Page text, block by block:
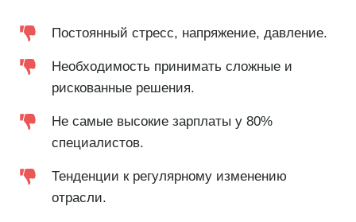
Постоянный стресс, напряжение, давление.
Необходимость принимать сложные и
рискованные решения.
Не самые высокие зарплаты у 80%
специалистов.
Тенденции к регулярному изменению
отрасли.